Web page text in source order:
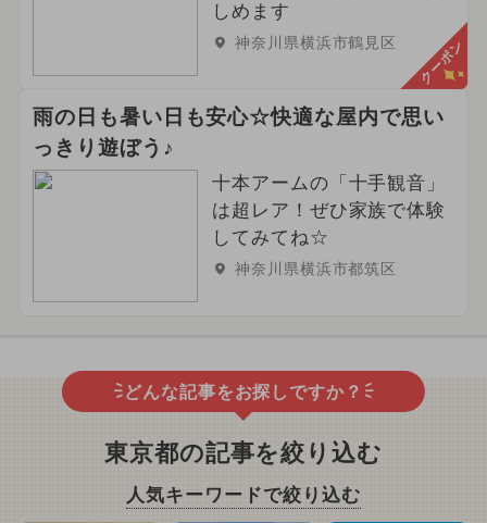
しめます
神奈川県横浜市鶴見区 クーポン
雨の日も暑い日も安心☆快適な屋内で思い
っきり遊ぼう♪
十本アームの「十手観音」
は超レア！ぜひ家族で体験
してみてね☆
神奈川県横浜市都筑区
どんな記事をお探しですか？
東京都の記事を絞り込む
人気キーワードで絞り込む